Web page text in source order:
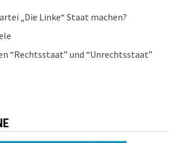
„Die Linke“ Staat machen?
“Rechtsstaat” und “Unrechtsstaat”